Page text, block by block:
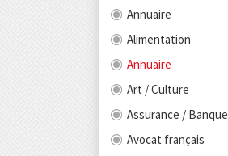
Annuaire
Alimentation
Annuaire
Art / Culture
Assurance / Banque
Avocat français